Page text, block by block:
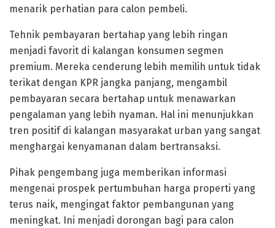
menarik perhatian para calon pembeli.
Tehnik pembayaran bertahap yang lebih ringan
menjadi favorit di kalangan konsumen segmen
premium. Mereka cenderung lebih memilih untuk tidak
terikat dengan KPR jangka panjang, mengambil
pembayaran secara bertahap untuk menawarkan
pengalaman yang lebih nyaman. Hal ini menunjukkan
tren positif di kalangan masyarakat urban yang sangat
menghargai kenyamanan dalam bertransaksi.
Pihak pengembang juga memberikan informasi
mengenai prospek pertumbuhan harga properti yang
terus naik, mengingat faktor pembangunan yang
meningkat. Ini menjadi dorongan bagi para calon